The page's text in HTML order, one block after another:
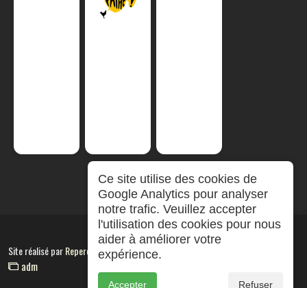
Site réalisé parRepereCom
adm
Ce site utilise des cookies de
Google Analytics pour analyser
notre trafic. Veuillez accepter
l'utilisation des cookies pour nous
aider à améliorer votre
expérience.
Accepter Refuser